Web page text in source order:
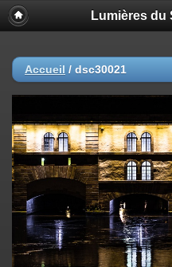
Lumières du
Accueil / dsc30021